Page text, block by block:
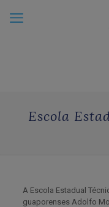
Escola
A Escola Estadual
guaporenses Adolfo